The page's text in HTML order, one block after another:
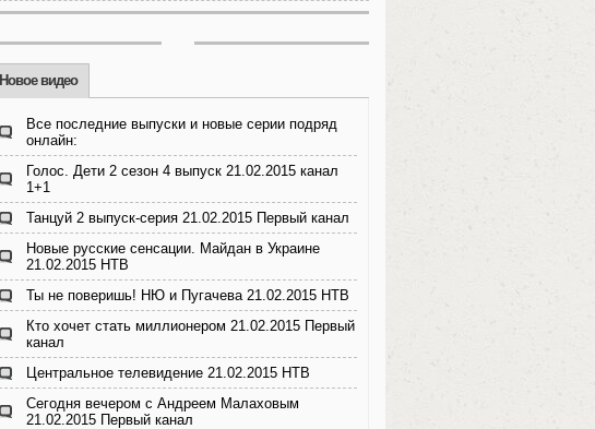
Новое видео
Все последние выпуски и новые серии подряд
онлайн:
Голос. Дети 2 сезон 4 выпуск 21.02.2015 канал
1+1
Танцуй 2 выпуск-серия 21.02.2015 Первый канал
Новые русские сенсации. Майдан в Украине
21.02.2015 НТВ
Ты не поверишь! НЮ и Пугачева 21.02.2015 НТВ
Кто хочет стать миллионером 21.02.2015 Первый
канал
Центральное телевидение 21.02.2015 НТВ
Сегодня вечером с Андреем Малаховым
21.02.2015 Первый канал